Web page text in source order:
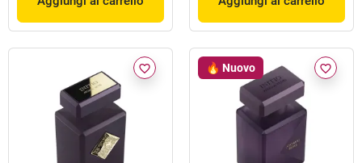
favorite_border 🔥 Nuovo favorite_border